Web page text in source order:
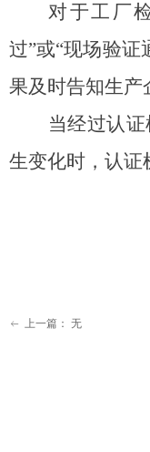
对于工厂
过”或“现场验证
果及时告知生产
当经过认
生变化时，认证
ꂃ 上一篇： 无